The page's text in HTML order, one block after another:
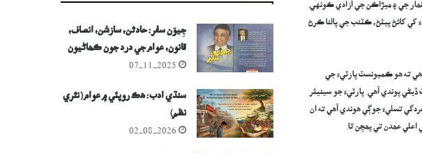
جي ۽ ميڙاڪن جي آزادي ڪونهي.
کائڻ پيئڻ، ڪٽنب جي پالنا ڪرڻ
ته هو ڪميونسٽ پارٽيءَ جي
پوندي آهي. پارٽيءَ جو سينيئر
تسليءَ جوڳي هوندي آهي ته ان
اعلي عھدن تي پھچن ٿا.
جِيوَن سفر: حادثن، سازشن، انصاف،
قانون، عوام جي درد جون ڪھاڻيون
07-11-2025
سنڌي ادب: هڪ روپئي ۾ عوام (نثري
نظم)
02-08-2026